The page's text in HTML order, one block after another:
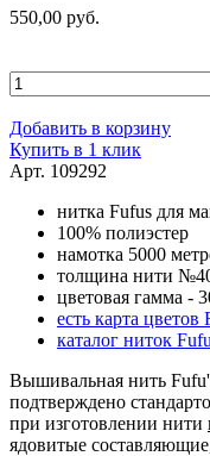
550,00 руб.
Добавить в корзину
Купить в 1 клик
Арт. 109292
нитка Fufus для
100% полиэстер
намотка 5000
толщина нити
цветовая гамма -
есть карта цветов
каталог ниток
Вышивальная нить
подтверждено
при изготовлении нити
ядовитые